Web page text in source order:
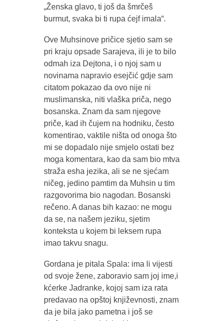
„Ženska glavo, ti još da šmrčeš
burmut, svaka bi ti rupa ćejf imala“.
Ove Muhsinove pričice sjetio sam se
pri kraju opsade Sarajeva, ili je to bilo
odmah iza Dejtona, i o njoj sam u
novinama napravio esejčić gdje sam
citatom pokazao da ovo nije ni
muslimanska, niti vlaška priča, nego
bosanska. Znam da sam njegove
priče, kad ih čujem na hodniku, često
komentirao, vaktile ništa od onoga što
mi se dopadalo nije smjelo ostati bez
moga komentara, kao da sam bio mtva
straža esha jezika, ali se ne sjećam
ničeg, jedino pamtim da Muhsin u tim
razgovorima bio nagodan. Bosanski
rečeno. A danas bih kazao: ne mogu
da se, na našem jeziku, sjetim
konteksta u kojem bi leksem rupa
imao takvu snagu.
Gordana je pitala Spala: ima li vijesti
od svoje žene, zaboravio sam joj ime,i
kćerke Jadranke, kojoj sam iza rata
predavao na opštoj književnosti, znam
da je bila jako pametna i još se